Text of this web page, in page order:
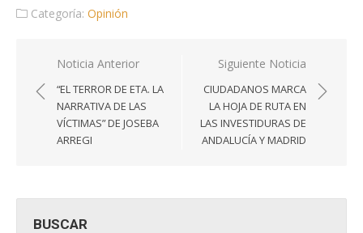
Categoría: Opinión
Navegación
de
entradas
Noticia Anterior
“EL TERROR DE ETA. LA
NARRATIVA DE LAS
VÍCTIMAS” DE JOSEBA
ARREGI
Siguiente Noticia
CIUDADANOS MARCA
LA HOJA DE RUTA EN
LAS INVESTIDURAS DE
ANDALUCÍA Y MADRID
BUSCAR